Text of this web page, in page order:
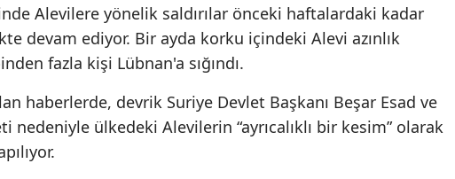
Alevilere yönelik saldırılar önceki haftalardaki kadar
devam ediyor. Bir ayda korku içindeki Alevi azınlık
fazla kişi Lübnan'a sığındı.
haberlerde, devrik Suriye Devlet Başkanı Beşar Esad ve
nedeniyle ülkedeki Alevilerin “ayrıcalıklı bir kesim” olarak